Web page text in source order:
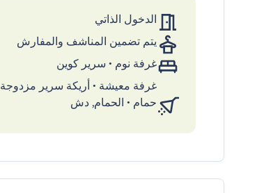
الدخول الذاتي
يتم تضمين المناشف والمفارش
غرفة نوم • سرير كوين
غرفة معيشة • أريكة سرير مزدوجة
حمام • الحمام, دش